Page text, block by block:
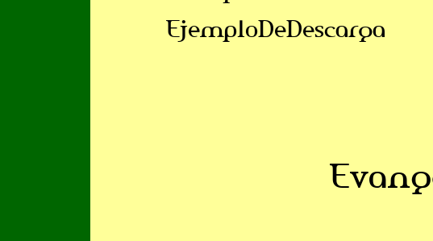
EjemploDeDescarga